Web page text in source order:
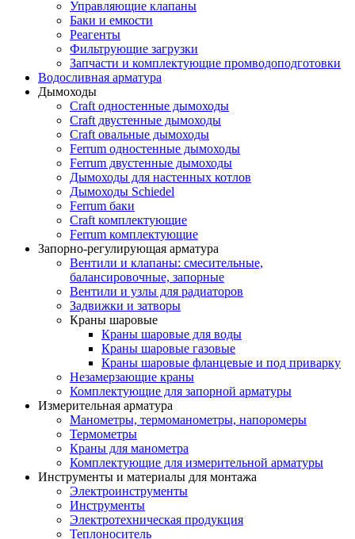
Управляющие клапаны
Баки и емкости
Реагенты
Фильтрующие загрузки
Запчасти и комплектующие промводоподготовки
Водосливная арматура
Дымоходы
Craft одностенные дымоходы
Craft двустенные дымоходы
Craft овальные дымоходы
Ferrum одностенные дымоходы
Ferrum двустенные дымоходы
Дымоходы для настенных котлов
Дымоходы Schiedel
Ferrum баки
Craft комплектующие
Ferrum комплектующие
Запорно-регулирующая арматура
Вентили и клапаны: смесительные,
балансировочные, запорные
Вентили и узлы для радиаторов
Задвижки и затворы
Краны шаровые
Краны шаровые для воды
Краны шаровые газовые
Краны шаровые фланцевые и под приварку
Незамерзающие краны
Комплектующие для запорной арматуры
Измерительная арматура
Манометры, термоманометры, напоромеры
Термометры
Краны для манометра
Комплектующие для измерительной арматуры
Инструменты и материалы для монтажа
Электроинструменты
Инструменты
Электротехническая продукция
Теплоноситель